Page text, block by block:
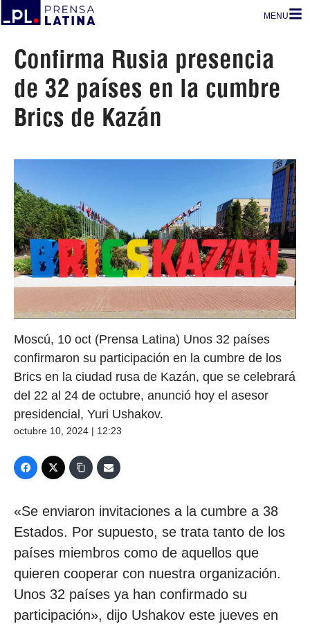
MENU
Confirma Rusia presencia
de 32 países en la cumbre
Brics de Kazán
Moscú, 10 oct (Prensa Latina) Unos 32 países
confirmaron su participación en la cumbre de los
Brics en la ciudad rusa de Kazán, que se celebrará
del 22 al 24 de octubre, anunció hoy el asesor
presidencial, Yuri Ushakov.
octubre 10, 2024 | 12:23
«Se enviaron invitaciones a la cumbre a 38
Estados. Por supuesto, se trata tanto de los
países miembros como de aquellos que
quieren cooperar con nuestra organización.
Unos 32 países ya han confirmado su
participación», dijo Ushakov este jueves en